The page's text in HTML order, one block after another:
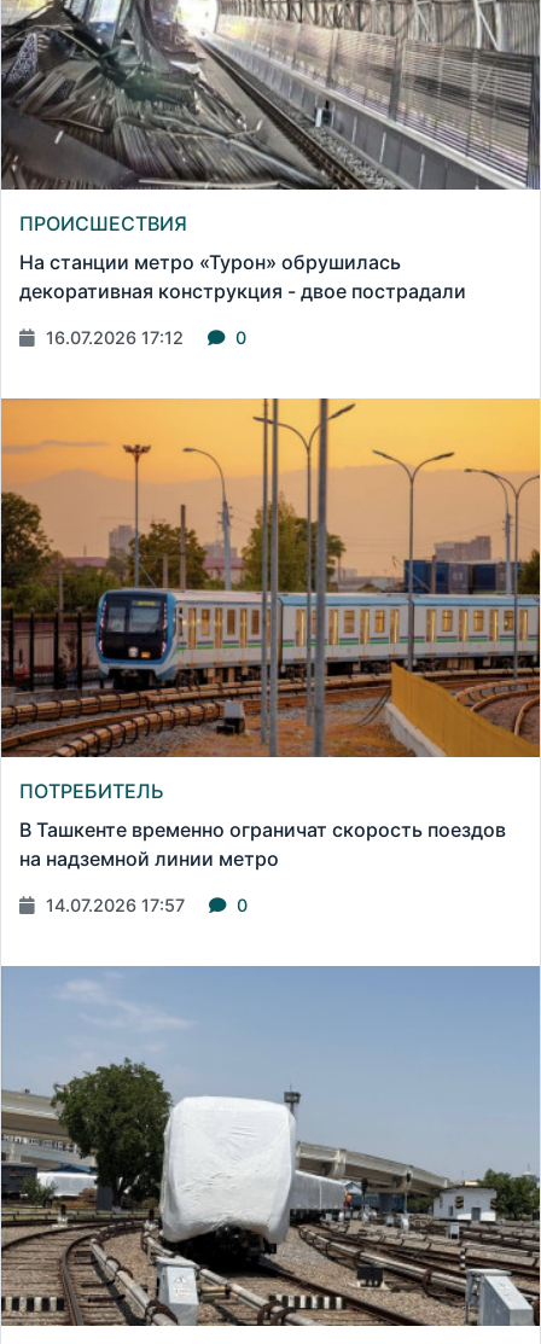
ПРОИСШЕСТВИЯ
На станции метро «Турон» обрушилась
декоративная конструкция - двое пострадали
16.07.2026 17:12 0
ПОТРЕБИТЕЛЬ
В Ташкенте временно ограничат скорость поездов
на надземной линии метро
14.07.2026 17:57 0